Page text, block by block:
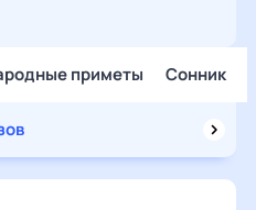
приметы Сонник